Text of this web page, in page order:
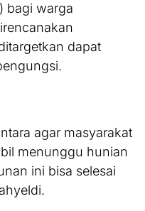
bagi warga
dapat
agar masyarakat
menunggu hunian
ini bisa selesai